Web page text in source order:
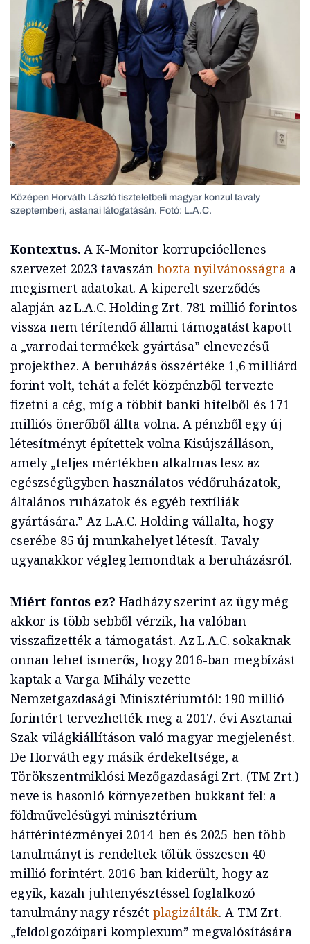
Középen Horváth László tiszteletbeli magyar konzul tavaly
szeptemberi, astanai látogatásán. Fotó: L.A.C.
Kontextus.A K-Monitor korrupcióellenes
szervezet 2023 tavaszán hozta nyilvánosságraa
megismert adatokat. A kiperelt szerződés
alapján az L.A.C. Holding Zrt. 781 millió forintos
vissza nem térítendő állami támogatást kapott
a „varrodai termékek gyártása” elnevezésű
projekthez. A beruházás összértéke 1,6 milliárd
forint volt, tehát a felét közpénzből tervezte
fizetni a cég, míg a többit banki hitelből és 171
milliós önerőből állta volna. A pénzből egy új
létesítményt építettek volna Kisújszálláson,
amely „teljes mértékben alkalmas lesz az
egészségügyben használatos védőruházatok,
általános ruházatok és egyéb textíliák
gyártására.” Az L.A.C. Holding vállalta, hogy
cserébe 85 új munkahelyet létesít. Tavaly
ugyanakkor végleg lemondtak a beruházásról.
Miért fontos ez? Hadházy szerint az ügy még
akkor is több sebből vérzik, ha valóban
visszafizették a támogatást. Az L.A.C. sokaknak
onnan lehet ismerős, hogy 2016-ban megbízást
kaptak a Varga Mihály vezette
Nemzetgazdasági Minisztériumtól: 190 millió
forintért tervezhették meg a 2017. évi Asztanai
Szak-világkiállításon való magyar megjelenést.
De Horváth egy másik érdekeltsége, a
Törökszentmiklósi Mezőgazdasági Zrt. (TM Zrt.)
neve is hasonló környezetben bukkant fel: a
földművelésügyi minisztérium
háttérintézményei 2014-ben és 2025-ben több
tanulmányt is rendeltek tőlük összesen 40
millió forintért. 2016-ban kiderült, hogy az
egyik, kazah juhtenyésztéssel foglalkozó
tanulmány nagy részét plagizálták. A TM Zrt.
„feldolgozóipari komplexum” megvalósítására